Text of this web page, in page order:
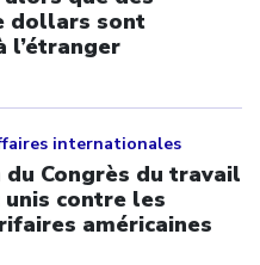
dollars sont
l’étranger
internationales
Congrès du travail
unis contre les
américaines